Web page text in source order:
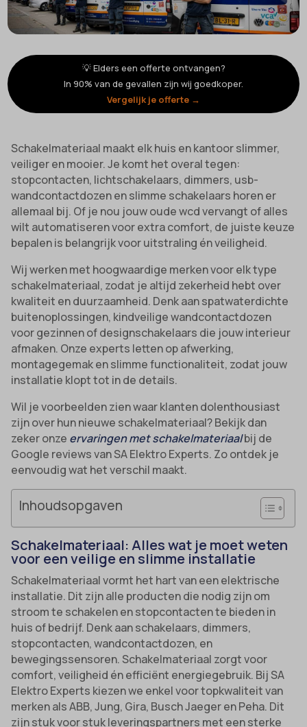
💡 Elders een offerte ontvangen?
In 90% van de gevallen zijn wij goedkoper.
Vergelijk je offerte →
Schakelmateriaal maakt elk huis en kantoor slimmer,
veiliger en mooier. Je komt het overal tegen:
stopcontacten, lichtschakelaars, dimmers, usb-
wandcontactdozen en slimme schakelaars horen er
allemaal bij. Of je nou jouw oude wcd vervangt of alles
wilt automatiseren voor extra comfort, de juiste keuze
bepalen is belangrijk voor uitstraling én veiligheid.
Wij werken met hoogwaardige merken voor elk type
schakelmateriaal, zodat je altijd zekerheid hebt over
kwaliteit en duurzaamheid. Denk aan spatwaterdichte
buitenoplossingen, kindveilige wandcontactdozen
voor gezinnen of designschakelaars die jouw interieur
afmaken. Onze experts letten op afwerking,
montagegemak en slimme functionaliteit, zodat jouw
installatie klopt tot in de details.
Wil je voorbeelden zien waar klanten dolenthousiast
zijn over hun nieuwe schakelmateriaal? Bekijk dan
zeker onze ervaringen met schakelmateriaalbij de
Google reviews van SA Elektro Experts. Zo ontdek je
eenvoudig wat het verschil maakt.
Inhoudsopgaven
Schakelmateriaal: Alles wat je moet weten
voor een veilige en slimme installatie
Schakelmateriaal vormt het hart van een elektrische
installatie. Dit zijn alle producten die nodig zijn om
stroom te schakelen en stopcontacten te bieden in
huis of bedrijf. Denk aan schakelaars, dimmers,
stopcontacten, wandcontactdozen, en
bewegingssensoren. Schakelmateriaal zorgt voor
comfort, veiligheid én efficiënt energiegebruik. Bij SA
Elektro Experts kiezen we enkel voor topkwaliteit van
merken als ABB, Jung, Gira, Busch Jaeger en Peha. Dit
zijn stuk voor stuk leveringspartners met een sterke